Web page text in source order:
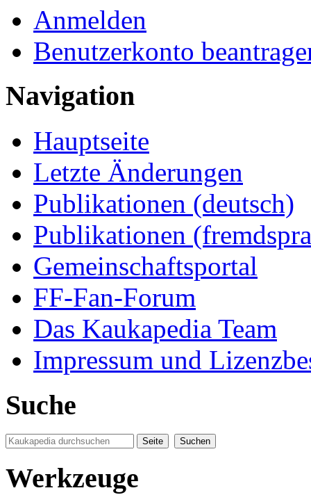
Anmelden
Benutzerkonto
Navigation
Hauptseite
Letzte Änderungen
Publikationen (deutsch)
Publikationen
Gemeinschaftsportal
FF-Fan-Forum
Das Kaukapedia Team
Impressum und
Suche
Werkzeuge